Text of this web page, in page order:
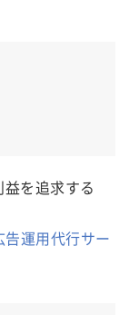
を追求する
告運用代行サー